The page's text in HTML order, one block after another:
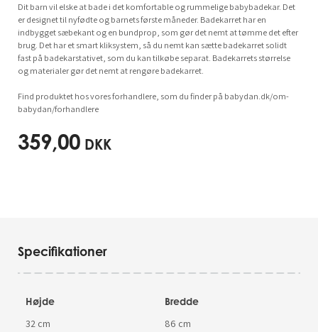
Dit barn vil elske at bade i det komfortable og rummelige babybadekar. Det
er designet til nyfødte og barnets første måneder. Badekarret har en
indbygget sæbekant og en bundprop, som gør det nemt at tømme det efter
brug. Det har et smart kliksystem, så du nemt kan sætte badekarret solidt
fast på badekarstativet, som du kan tilkøbe separat. Badekarrets størrelse
og materialer gør det nemt at rengøre badekarret.
Find produktet hos vores forhandlere, som du finder på babydan.dk/om-
babydan/forhandlere
359,00 DKK
Specifikationer
Højde
32 cm
Bredde
86 cm